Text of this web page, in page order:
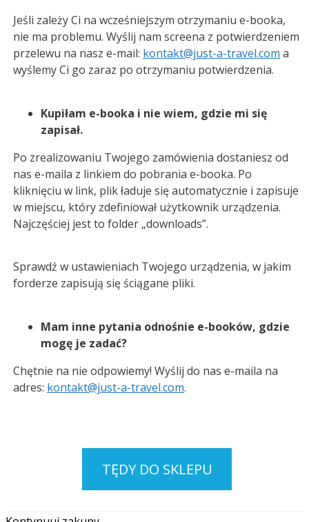
Jeśli zależy Ci na wcześniejszym otrzymaniu e-booka,
nie ma problemu. Wyślij nam screena z potwierdzeniem
przelewu na nasz e-mail: kontakt@just-a-travel.com a
wyślemy Ci go zaraz po otrzymaniu potwierdzenia.
Kupiłam e-booka i nie wiem, gdzie mi się
zapisał.
Po zrealizowaniu Twojego zamówienia dostaniesz od
nas e-maila z linkiem do pobrania e-booka. Po
kliknięciu w link, plik ładuje się automatycznie i zapisuje
w miejscu, który zdefiniował użytkownik urządzenia.
Najczęściej jest to folder „downloads”.
Sprawdź w ustawieniach Twojego urządzenia, w jakim
forderze zapisują się ściągane pliki.
Mam inne pytania odnośnie e-booków, gdzie
mogę je zadać?
Chętnie na nie odpowiemy! Wyślij do nas e-maila na
adres: kontakt@just-a-travel.com.
TĘDY DO SKLEPU